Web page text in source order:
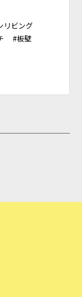
リビング
板壁